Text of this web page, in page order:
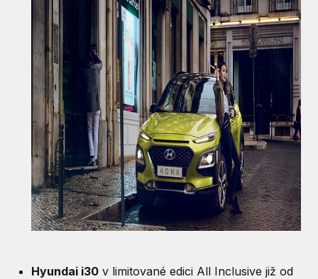
Hyundai i30 v limitované edici All Inclusive již od